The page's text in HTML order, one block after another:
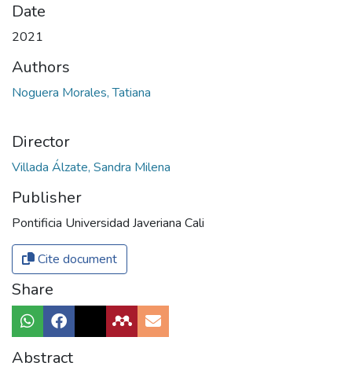
Date
2021
Authors
Noguera Morales, Tatiana
Director
Villada Álzate, Sandra Milena
Publisher
Pontificia Universidad Javeriana Cali
Cite document
Share
Abstract